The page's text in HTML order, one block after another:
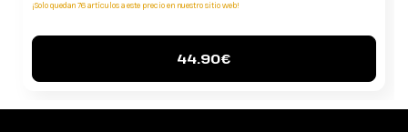
¡Solo quedan 76 artículos a este precio en nuestro sitio web!
44.90€